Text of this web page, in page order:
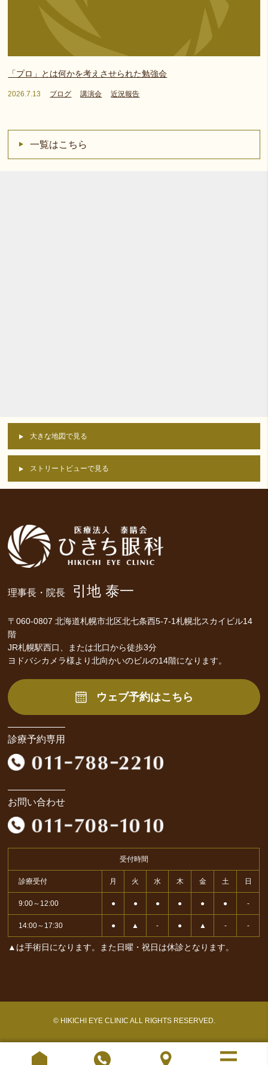
「プロ」とは何かを考えさせられた勉強会
2026.7.13 ブログ 講演会 近況報告
一覧はこちら
大きな地図で見る
ストリートビューで見る
理事長・院長 引地 泰一
〒060-0807 北海道札幌市北区北七条西5-7-1札幌北スカイビル14
階
JR札幌駅西口、または北口から徒歩3分
ヨドバシカメラ様より北向かいのビルの14階になります。
ウェブ予約はこちら
診療予約専用
お問い合わせ
受付時間
診療受付 月 火 水 木 金 土 日
9:00～12:00 ● ● ● ● ● ● -
14:00～17:30 ● ▲ - ● ▲ - -
▲は手術日になります。また日曜・祝日は休診となります。
© HIKICHI EYE CLINIC ALL RIGHTS RESERVED.